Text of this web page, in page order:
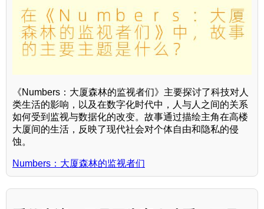
《Numbers：大厦森林的监视者们》主要探讨了科技对人
类生活的影响，以及在数字化时代中，人与人之间的关系
如何受到监视与数据化的改变。故事通过描绘主角在高楼
大厦间的生活，反映了现代社会对个体自由和隐私的侵
蚀。
Numbers：大厦森林的监视者们